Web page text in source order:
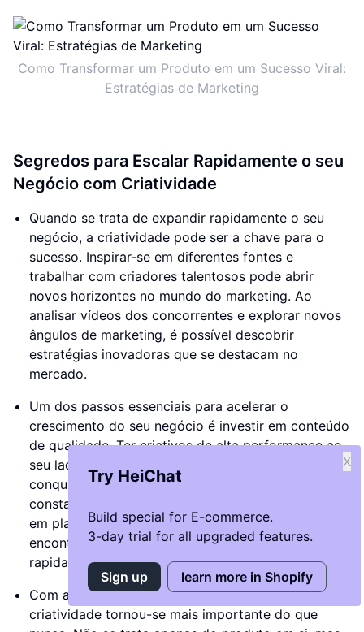
Como Transformar um Produto em um Sucesso Viral:
Estratégias de Marketing
Segredos para Escalar Rapidamente o seu
Negócio com Criatividade
Quando se trata de expandir rapidamente o seu
negócio, a criatividade pode ser a chave para o
sucesso. Inspirar-se em diferentes fontes e
trabalhar com criadores talentosos pode abrir
novos horizontes no mundo do marketing. Ao
analisar vídeos dos concorrentes e explorar novos
ângulos de marketing, é possível descobrir
estratégias inovadoras que se destacam no
mercado.
Um dos passos essenciais para acelerar o
crescimento do seu negócio é investir em conteúdo
de qualidade. Ter criativos de alta performance ao
seu lado pode gerar vídeos impactantes que
conquistam a atenção do público. Ao testar
constantemente novas abordagens de marketing
em plataformas como o Facebook, é possível
encontrar a estratégia ideal para escalar
rapidamente.
Com a evolução do comércio eletrónico, a
criatividade tornou-se mais importante do que
Try HeiChat
Build special for E-commerce.
3-day trial for all upgraded features.
X
Sign up learn more in Shopify